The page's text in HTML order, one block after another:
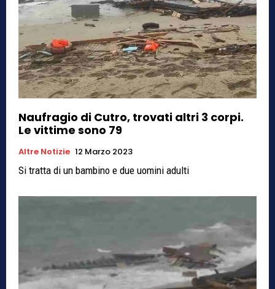
Naufragio di Cutro, trovati altri 3 corpi.
Le vittime sono 79
Altre Notizie 12 Marzo 2023
Si tratta di un bambino e due uomini adulti